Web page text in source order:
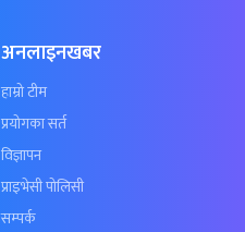
अनलाइनखबर
हाम्रो टीम
प्रयोगका सर्त
विज्ञापन
प्राइभेसी पोलिसी
सम्पर्क